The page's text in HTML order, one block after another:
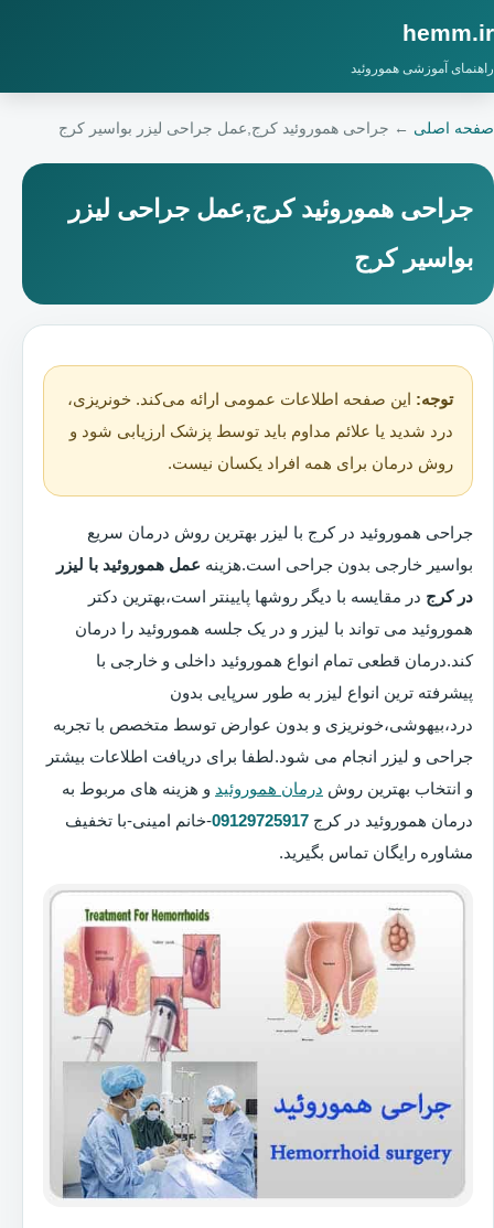
hemm.ir
راهنمای آموزشی هموروئید
صفحه اصلی ← جراحی هموروئید کرج,عمل جراحی لیزر بواسیر کرج
جراحی هموروئید کرج,عمل جراحی لیزر
بواسیر کرج
توجه: این صفحه اطلاعات عمومی ارائه می‌کند. خونریزی،
درد شدید یا علائم مداوم باید توسط پزشک ارزیابی شود و
روش درمان برای همه افراد یکسان نیست.
جراحی هموروئید در کرج با لیزر بهترین روش درمان سریع
بواسیر خارجی بدون جراحی است.هزینه عمل هموروئید با لیزر
در کرج در مقایسه با دیگر روشها پایینتر است،بهترین دکتر
هموروئید می تواند با لیزر و در یک جلسه هموروئید را درمان
کند.درمان قطعی تمام انواع هموروئید داخلی و خارجی با
پیشرفته ترین انواع لیزر به طور سرپایی بدون
درد،بیهوشی،خونریزی و بدون عوارض توسط متخصص با تجربه
جراحی و لیزر انجام می شود.لطفا برای دریافت اطلاعات بیشتر
و انتخاب بهترین روش درمان هموروئید و هزینه های مربوط به
درمان هموروئید در کرج 09129725917-خانم امینی-با تخفیف
مشاوره رایگان تماس بگیرید.